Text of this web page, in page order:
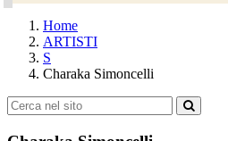
Home
ARTISTI
S
Charaka Simoncelli